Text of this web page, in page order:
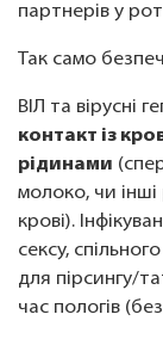
партнерів у
Так само
ВІЛ та вірусні
контакт із
рідинами
молоко, чи інші
крові).
сексу,
для пірсингу/
час пологів